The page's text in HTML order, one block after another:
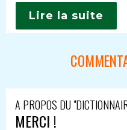
Lire la suite
A PROPOS DU
MERCI !